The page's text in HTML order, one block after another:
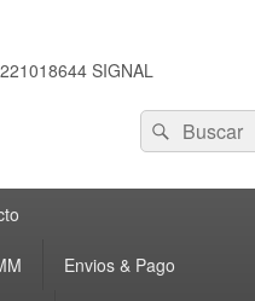
SIGNAL
Buscar
por:
Buscar
Envios & Pago